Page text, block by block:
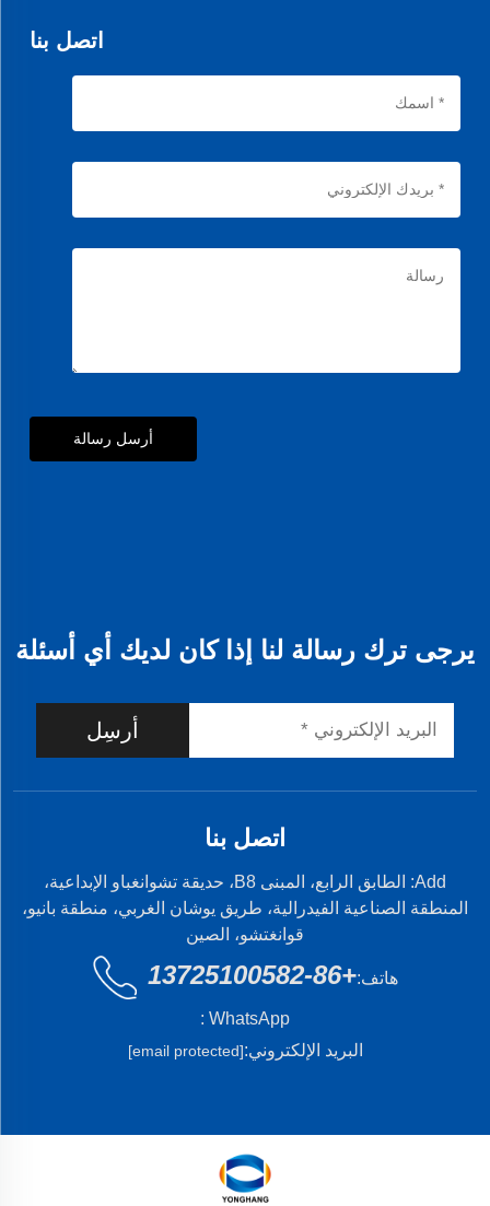
اتصل بنا
أرسل رسالة
يرجى ترك رسالة لنا إذا كان لديك أي أسئلة
أرسِل
اتصل بنا
Add: الطابق الرابع، المبنى B8، حديقة تشوانغباو الإبداعية،
المنطقة الصناعية الفيدرالية، طريق يوشان الغربي، منطقة بانيو،
قوانغتشو، الصين
هاتف:+86-13725100582
WhatsApp :
البريد الإلكتروني:[email protected]